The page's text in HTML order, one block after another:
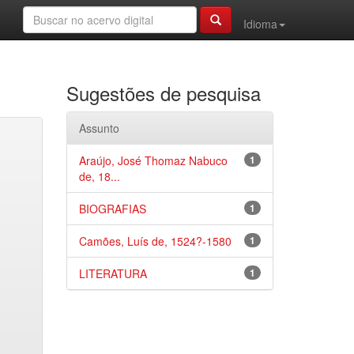
Idioma
Sugestões de pesquisa
Assunto
1
Araújo, José Thomaz Nabuco
de, 18...
1
BIOGRAFIAS
1
Camões, Luís de, 1524?-1580
1
LITERATURA